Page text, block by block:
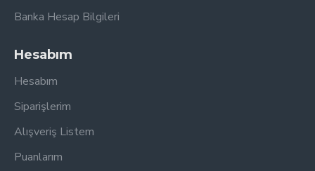
Banka Hesap Bilgileri
Hesabım
Hesabım
Siparişlerim
Alışveriş Listem
Puanlarım